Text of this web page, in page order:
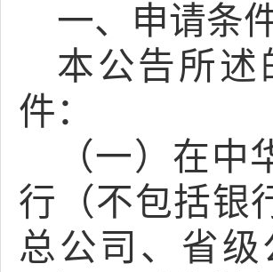
一、 申请条
本公告所述
件：
（一）在
行（不包括银
总公司、省